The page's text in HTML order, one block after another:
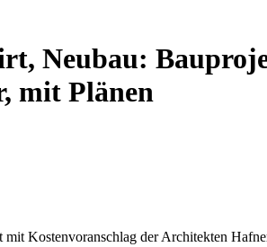
Neubau:
mit Plänen
Kostenvoranschlag der Architekten